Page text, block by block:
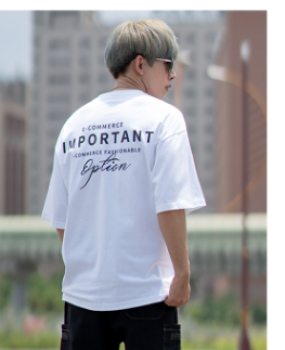
cs_tw@netprotections.co.jpjika anda
mengenai pemprosesan dan
Jika anda tidak bersetuju dengan data
di atas akan dikumpul dan digunakan
perkhidmatan ini.